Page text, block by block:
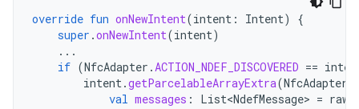
override fun onNewIntent(intent : Intent)
{
super .onNewIntent(intent)
...
if (NfcAdapter .ACTION_NDEF_DISCOVERED ==
intent.getParcelableArrayExtra(NfcAdapter
val messages : List<NdefMessage> =